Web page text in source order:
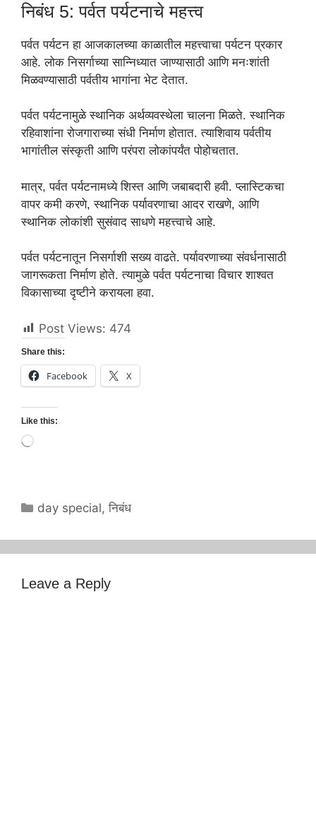
निबंध 5: पर्वत पर्यटनाचे महत्त्व
पर्वत पर्यटन हा आजकालच्या काळातील महत्त्वाचा पर्यटन प्रकार
आहे. लोक निसर्गाच्या सान्निध्यात जाण्यासाठी आणि मनःशांती
मिळवण्यासाठी पर्वतीय भागांना भेट देतात.
पर्वत पर्यटनामुळे स्थानिक अर्थव्यवस्थेला चालना मिळते. स्थानिक
रहिवाशांना रोजगाराच्या संधी निर्माण होतात. त्याशिवाय पर्वतीय
भागांतील संस्कृती आणि परंपरा लोकांपर्यंत पोहोचतात.
मात्र, पर्वत पर्यटनामध्ये शिस्त आणि जबाबदारी हवी. प्लास्टिकचा
वापर कमी करणे, स्थानिक पर्यावरणाचा आदर राखणे, आणि
स्थानिक लोकांशी सुसंवाद साधणे महत्त्वाचे आहे.
पर्वत पर्यटनातून निसर्गाशी सख्य वाढते. पर्यावरणाच्या संवर्धनासाठी
जागरूकता निर्माण होते. त्यामुळे पर्वत पर्यटनाचा विचार शाश्वत
विकासाच्या दृष्टीने करायला हवा.
Post Views: 474
Share this:
Facebook X
Like this:
Loading…
Categories
day special,निबंध
Leave a Reply